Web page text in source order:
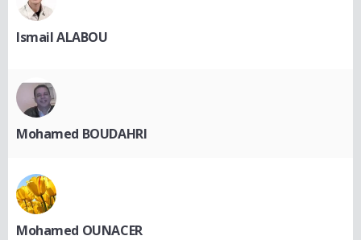
Ismail ALABOU
Mohamed BOUDAHRI
Mohamed OUNACER